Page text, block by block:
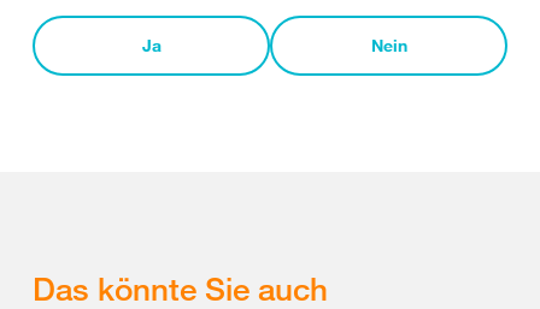
Ja Nein
Das könnte Sie auch